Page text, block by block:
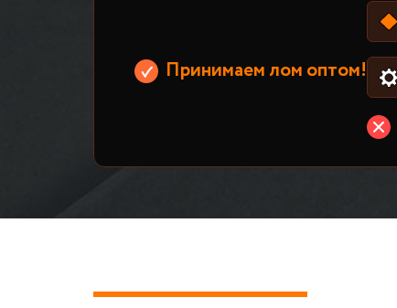
Принимаем лом оптом!